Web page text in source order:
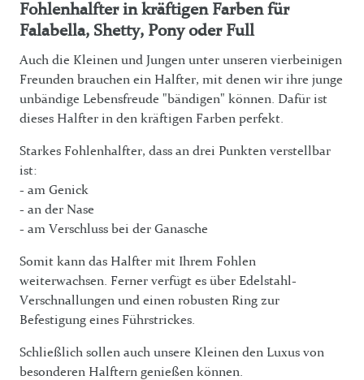
Fohlenhalfter in kräftigen Farben für
Falabella, Shetty, Pony oder Full
Auch die Kleinen und Jungen unter unseren vierbeinigen
Freunden brauchen ein Halfter, mit denen wir ihre junge
unbändige Lebensfreude "bändigen" können. Dafür ist
dieses Halfter in den kräftigen Farben perfekt.
Starkes Fohlenhalfter, dass an drei Punkten verstellbar
ist:
- am Genick
- an der Nase
- am Verschluss bei der Ganasche
Somit kann das Halfter mit Ihrem Fohlen
weiterwachsen. Ferner verfügt es über Edelstahl-
Verschnallungen und einen robusten Ring zur
Befestigung eines Führstrickes.
Schließlich sollen auch unsere Kleinen den Luxus von
besonderen Halftern genießen können.